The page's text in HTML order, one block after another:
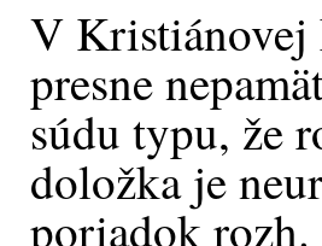
V Kristiánovej
presne
súdu typu, že
doložka je
poriadok